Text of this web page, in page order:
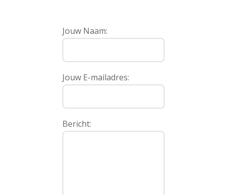
Jouw Naam:
Jouw E-mailadres:
Bericht: